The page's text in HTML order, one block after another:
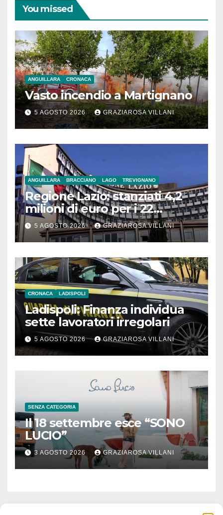
You missed
ANGUILLARA CRONACA
Vasto incendio a Martignano
5 AGOSTO 2026 GRAZIAROSA VILLANI
ANGUILLARA BRACCIANO LAGO TREVIGNANO
Regione Lazio: stanziati 4,2
milioni di euro per i 22
Comuni dell’Etruria
Meridionale
5 AGOSTO 2026 GRAZIAROSA VILLANI
CRONACA LADISPOLI
Ladispoli: Finanza individua
sette lavoratori irregolari
5 AGOSTO 2026 GRAZIAROSA VILLANI
SENZA CATEGORIA
Il 18 settembre esce “SONO
LUCIO”
3 AGOSTO 2026 GRAZIAROSA VILLANI